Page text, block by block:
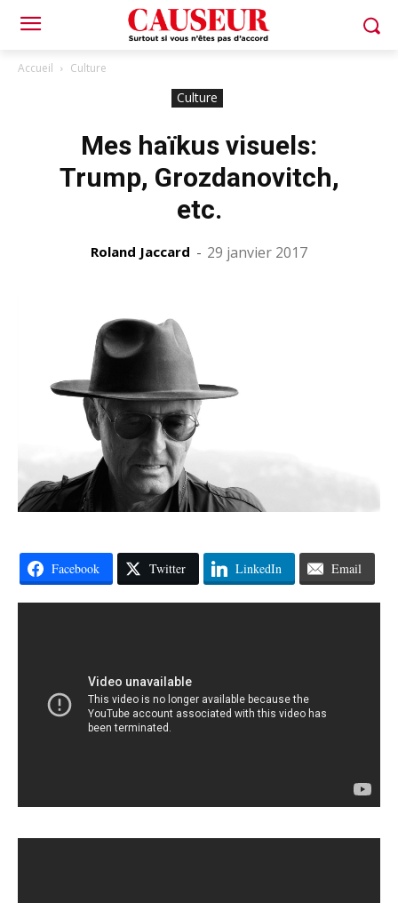
Accueil Culture
Culture
Mes haïkus visuels:
Trump, Grozdanovitch,
etc.
Roland Jaccard - 29 janvier 2017
Facebook Twitter LinkedIn Email